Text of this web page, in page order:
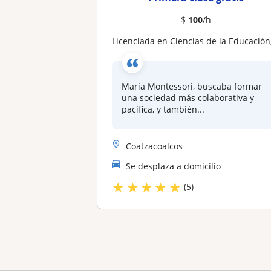
$ 100/h
Licenciada en Ciencias de la Educación, imparto clases de Geografía, Psicología, orientación educativa y alemán nivel
María Montessori, buscaba formar
una sociedad más colaborativa y
pacífica, y también...
Coatzacoalcos
Se desplaza a domicilio
★ ★★★ ★ (5)